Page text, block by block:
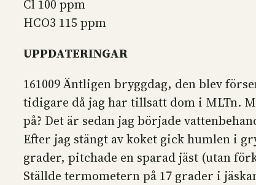
Cl 100 ppm
HCO3 115 ppm
UPPDATERINGAR
161009 Äntligen bryggdag, den blev
tidigare då jag har tillsatt dom i MLTn.
på? Det är sedan jag började
Efter jag stängt av koket gick humlen i
grader, pitchade en sparad jäst (utan
Ställde termometern på 17 grader i